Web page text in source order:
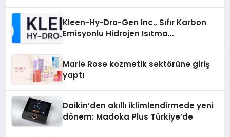
Kleen-Hy-Dro-Gen Inc., Sıfır Karbon
Emisyonlu Hidrojen Isıtma
Marie Rose kozmetik sektörüne giriş
yaptı
Daikin’den akıllı iklimlendirmede yeni
dönem: Madoka Plus Türkiye’de